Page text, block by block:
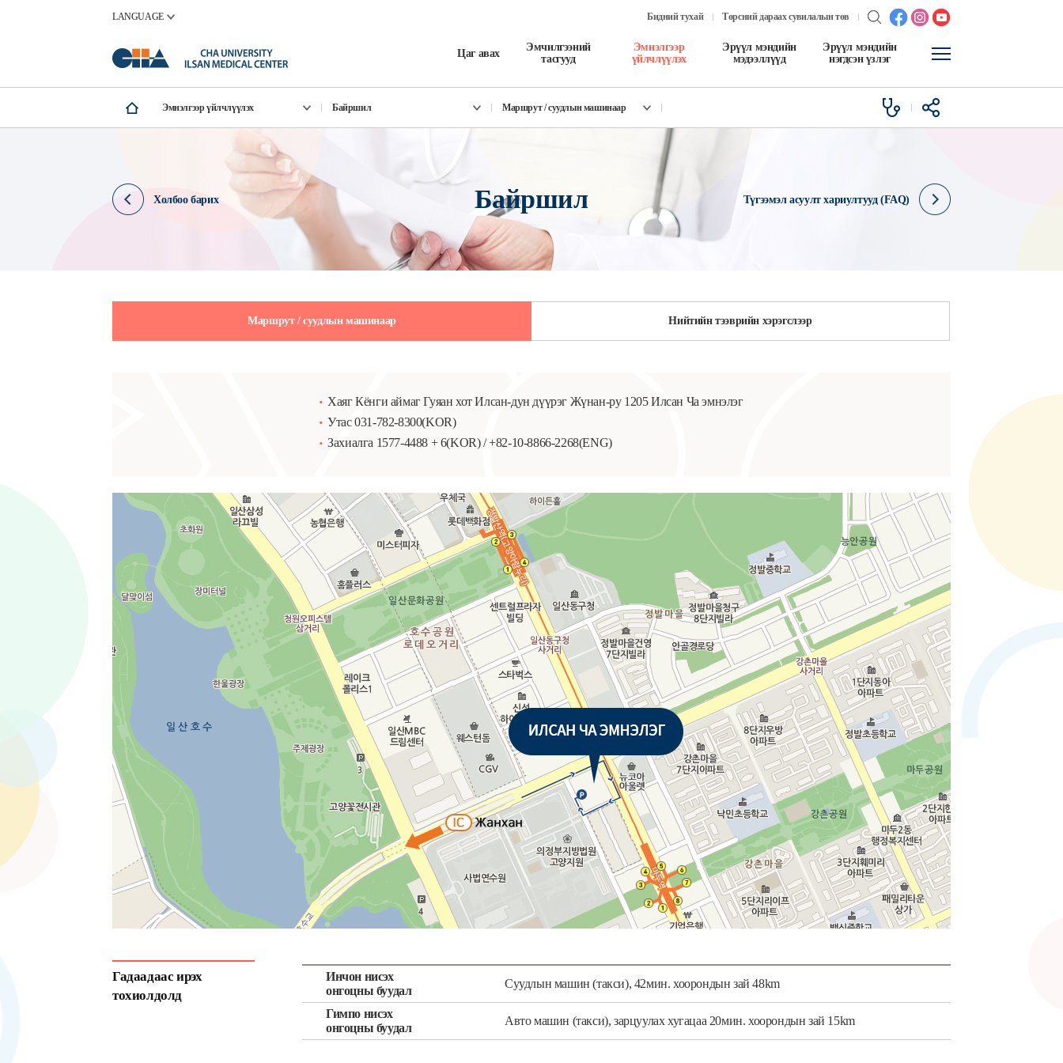
LANGUAGE Бидний тухай Төрсний дараах сувилалын төв
Цаг авах
Эмчилгээний
тасгууд
Эмнэлгээр
үйлчлүүлэх
Эрүүл мэндийн
мэдээллүүд
Эрүүл мэндийн
нэгдсэн үзлэг
Эмнэлгээр үйлчлүүлэх Байршил Маршрут / суудлын машинаар
Холбоо барих Байршил Түгээмэл асуулт хариултууд (FAQ)
Маршрут / суудлын машинаар Нийтийн тээврийн хэрэгслээр
Хаяг Кёнги аймаг Гуяан хот Илсан-дун дүүрэг Жүнан-ру 1205 Илсан Ча эмнэлэг
Утас 031-782-8300(KOR)
Захиалга 1577-4488 + 6(KOR) / +82-10-8866-2268(ENG)
Гадаадаас ирэх
тохиолдолд
Инчон нисэх
онгоцны буудал
Суудлын машин (такси), 42мин. хоорондын зай 48km
Гимпо нисэх
онгоцны буудал
Авто машин (такси), зарцуулах хугацаа 20мин. хоорондын зай 15km